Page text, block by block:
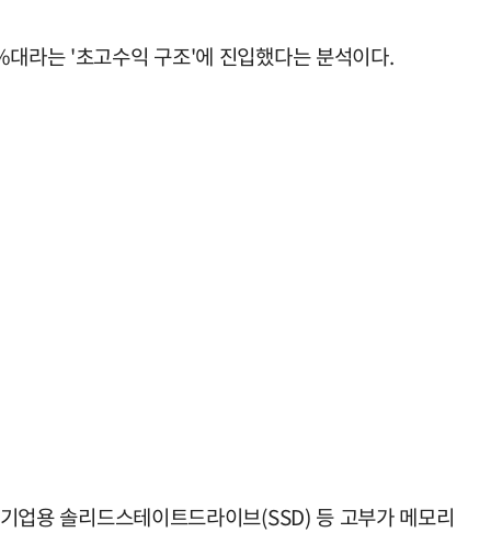
라는 '초고수익 구조'에 진입했다는 분석이다.
용 솔리드스테이트드라이브(SSD) 등 고부가 메모리